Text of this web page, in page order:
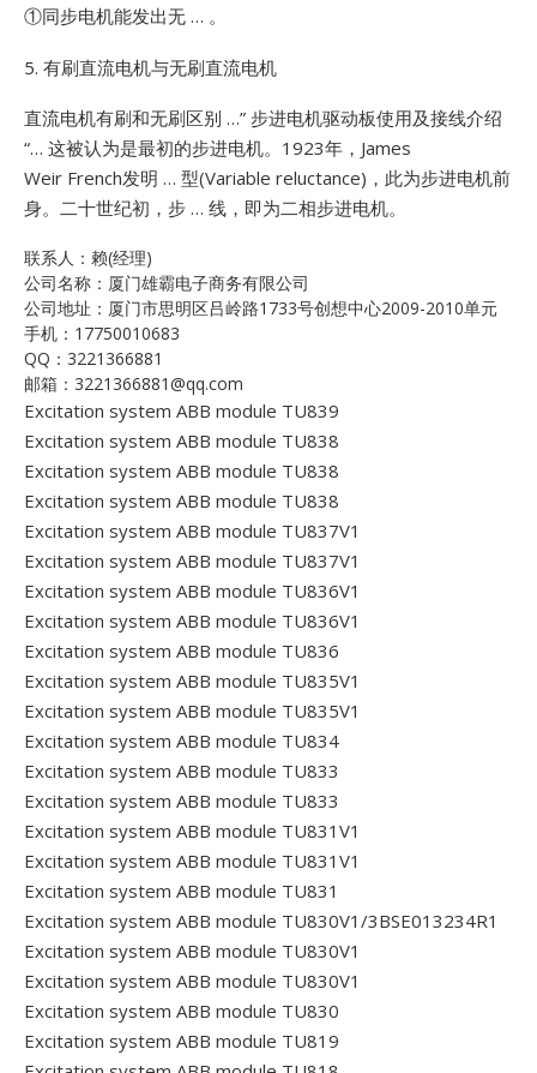
①同步电机能发出无 … 。
5. 有刷直流电机与无刷直流电机
直流电机有刷和无刷区别 …” 步进电机驱动板使用及接线介绍
“… 这被认为是最初的步进电机。1923年，James
Weir French发明 … 型(Variable reluctance)，此为步进电机前
身。二十世纪初，步 … 线，即为二相步进电机。
联系人：赖(经理)
公司名称：厦门雄霸电子商务有限公司
公司地址：厦门市思明区吕岭路1733号创想中心2009-2010单元
手机：17750010683
QQ：3221366881
邮箱：3221366881@qq.com
Excitation system ABB module TU839
Excitation system ABB module TU838
Excitation system ABB module TU838
Excitation system ABB module TU838
Excitation system ABB module TU837V1
Excitation system ABB module TU837V1
Excitation system ABB module TU836V1
Excitation system ABB module TU836V1
Excitation system ABB module TU836
Excitation system ABB module TU835V1
Excitation system ABB module TU835V1
Excitation system ABB module TU834
Excitation system ABB module TU833
Excitation system ABB module TU833
Excitation system ABB module TU831V1
Excitation system ABB module TU831V1
Excitation system ABB module TU831
Excitation system ABB module TU830V1/3BSE013234R1
Excitation system ABB module TU830V1
Excitation system ABB module TU830V1
Excitation system ABB module TU830
Excitation system ABB module TU819